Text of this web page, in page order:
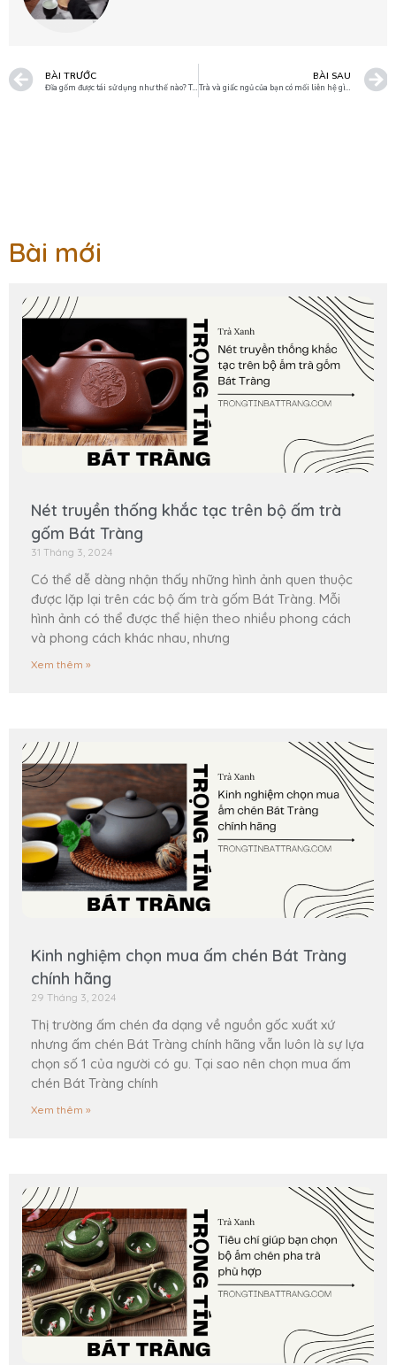
BÀI TRƯỚC
Đĩa gốm được tái sử dụng như thế nào? Tìm hiểu về đồ gốm sứ hiện đại.
BÀI SAU
Trà và giấc ngủ của bạn có mối liên hệ gì với nhau hay không?
Bài mới
Nét truyền thống khắc tạc trên bộ ấm trà
gốm Bát Tràng
31 Tháng 3, 2024
Có thể dễ dàng nhận thấy những hình ảnh quen thuộc
được lặp lại trên các bộ ấm trà gốm Bát Tràng. Mỗi
hình ảnh có thể được thể hiện theo nhiều phong cách
và phong cách khác nhau, nhưng
Xem thêm »
Kinh nghiệm chọn mua ấm chén Bát Tràng
chính hãng
29 Tháng 3, 2024
Thị trường ấm chén đa dạng về nguồn gốc xuất xứ
nhưng ấm chén Bát Tràng chính hãng vẫn luôn là sự lựa
chọn số 1 của người có gu. Tại sao nên chọn mua ấm
chén Bát Tràng chính
Xem thêm »